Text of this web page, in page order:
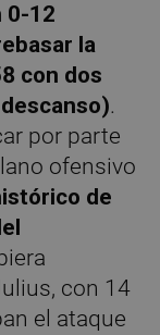
0-12
la
con dos
.
por parte
ofensivo
de
con 14
el ataque